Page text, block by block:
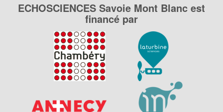
ECHOSCIENCES Savoie Mont Blanc est
financé par